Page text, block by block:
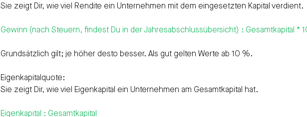
Sie zeigt Dir, wie viel Rendite ein Unternehmen mit dem eingesetzten Kapital verdient.
Gewinn (nach Steuern, findest Du in der Jahresabschlussübersicht) : Gesamtkapital *
Grundsätzlich gilt; je höher desto besser. Als gut gelten Werte ab 10 %.
Eigenkapitalquote:
Sie zeigt Dir, wie viel Eigenkapital ein Unternehmen am Gesamtkapital hat.
Eigenkapital : Gesamtkapital